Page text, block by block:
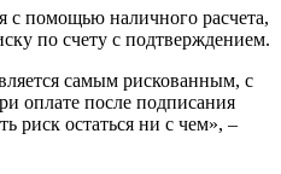
с помощью наличного расчета,
по счету с подтверждением.
самым рискованным, с
оплате после подписания
риск остаться ни с чем», –